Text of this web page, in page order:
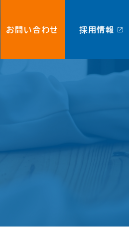
お問い合わせ 採用情報